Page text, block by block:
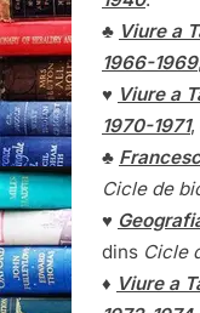
♣ Viure a
1966-1969
♥ Viure a
1970-1971,
♣
Cicle de
♥
dins Cicle
♦ Viure a